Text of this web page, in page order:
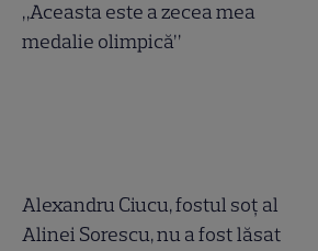
„Aceasta este a zecea mea
medalie olimpică”
Alexandru Ciucu, fostul soț al
Alinei Sorescu, nu a fost lăsat